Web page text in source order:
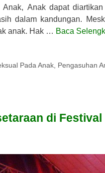
Anak dapat
dalam kandungan.
anak. Hak … Baca
Pada Anak Pengasuhan
di